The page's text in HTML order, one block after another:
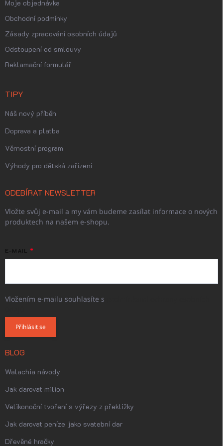
Moje objednávka
Obchodní podmínky
Zásady zpracování osobních údajů
Odstoupení od smlouvy
Reklamační formulář
TIPY
Náš nový příběh
Doprava a platba
Věrnostní program
Výhody pro dětská zařízení
ODEBÍRAT NEWSLETTER
Vložte svůj e-mail a my vám budeme zasílat informace o nových
produktech na našem e-shopu.
E-MAIL
Vložením e-mailu souhlasíte s
Přihlásit se
BLOG
Walachia návody
Jak darovat milion
Velikonoční tvoření s výřezy z překližky
Jak darovat peníze jako svatební dar
Dřevěné hračky